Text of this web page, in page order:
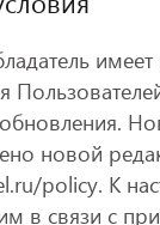
новой
policy. К
в связи с